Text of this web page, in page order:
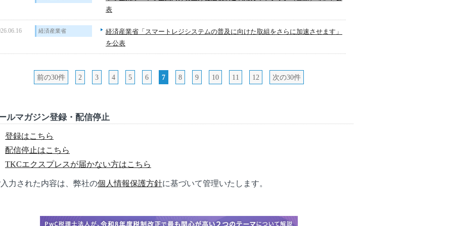
表
経済産業省
経済産業省「スマートレジシステムの普及に向けた取組をさらに加速させます」
を公表
前の30件 2 3 4 5 6 7 8 9 10 11 12 次の30件
ルマガジン登録・配信停止
登録はこちら
配信停止はこちら
TKCエクスプレスが届かない方はこちら
力された内容は、弊社の個人情報保護方針に基づいて管理いたします。